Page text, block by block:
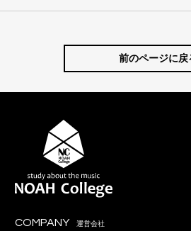
前のページに戻
COMPANY 運営会社